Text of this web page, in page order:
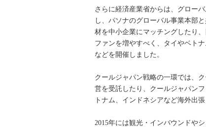
さらに経済産業省からは、グロー
し、パソナのグローバル事業本部
材を中小企業にマッチングしたり
ファンを増やすべく、タイやベト
などを開催しました。
クールジャパン戦略の一環では、
営を受託したり、クールジャパン
トナム、インドネシアなど海外出
2015年には観光・インバウンドや